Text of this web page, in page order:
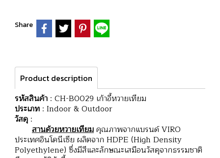
Share
Product description
รหัสสินค้า : CH-B0029 เก้าอี้หวายเทียม
ประเภท : Indoor & Outdoor
วัสดุ :
สานด้วยหวายเทียมคุณภาพจากแบรนด์ VIRO
ประเทศอินโดนีเซีย ผลิตจาก HDPE (High Density
Polyethylene) ซึ่งมีสีและลักษณะเสมือนวัสดุจากธรรมชาติ